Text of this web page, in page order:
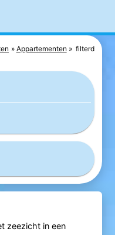
Appartementen filterd
zeezicht in een